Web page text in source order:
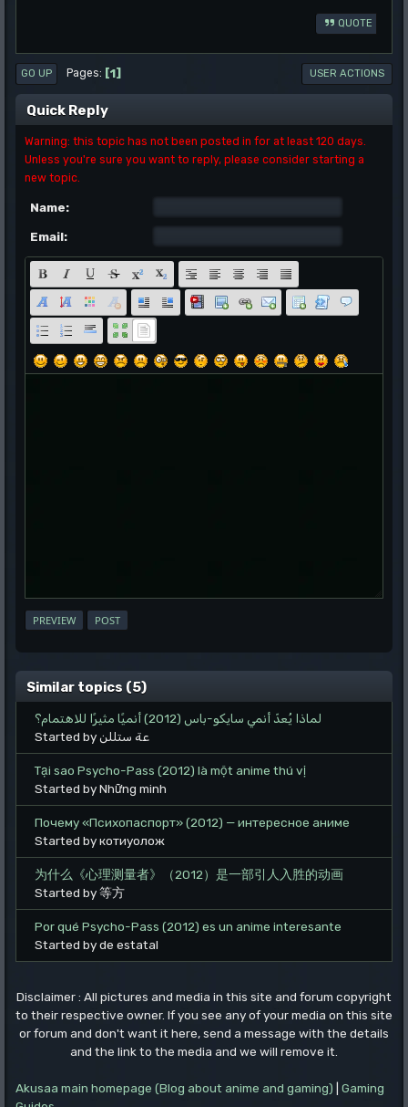
QUOTE
GO UP Pages 1 USER ACTIONS
Quick Reply
Warning: this topic has not been posted in for at least 120 days.
Unless you're sure you want to reply, please consider starting a
new topic.
Name:
Email:
Similar topics (5)
لماذا يُعدّ أنمي سايكو-باس (2012) أنميًا مثيرًا للاهتمام؟
Started by عة ستللن
Tại sao Psycho-Pass (2012) là một anime thú vị
Started by Những minh
Почему «Психопаспорт» (2012) — интересное аниме
Started by котиуолож
为什么《心理测量者》（2012）是一部引人入胜的动画
Started by 等方
Por qué Psycho-Pass (2012) es un anime interesante
Started by de estatal
Disclaimer : All pictures and media in this site and forum copyright
to their respective owner. If you see any of your media on this site
or forum and don't want it here, send a message with the details
and the link to the media and we will remove it.
Akusaa main homepage (Blog about anime and gaming)
Gaming